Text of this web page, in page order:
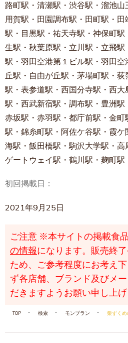
路町駅・清瀬駅・渋谷駅・溜池山
用賀駅・田園調布駅・田町駅・
駅・目黒駅・祐天寺駅・神保町
生駅・秋葉原駅・立川駅・立飛
駅・羽田空港第１ビル駅・羽田
丘駅・自由が丘駅・茅場町駅・
駅・表参道駅・西国分寺駅・西
駅・西武新宿駅・調布駅・豊洲駅
赤坂駅・赤羽駅・都庁前駅・金
駅・錦糸町駅・阿佐ケ谷駅・霞
海駅・飯田橋駅・駒沢大学駅・
ゲートウェイ駅・鶴川駅・麹町駅
初回掲載日：
2021年9月25日
ご注意 ※本サイトの掲載食品
の情報になります。販売終
ため、ご参考程度にお考え下
ず各店舗、ブランド及びメ
だきますようお願い申し上げ
TOP 検索 モンブラン 栗ずく